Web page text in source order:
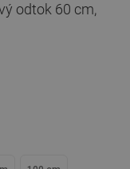
odtok 60 cm,